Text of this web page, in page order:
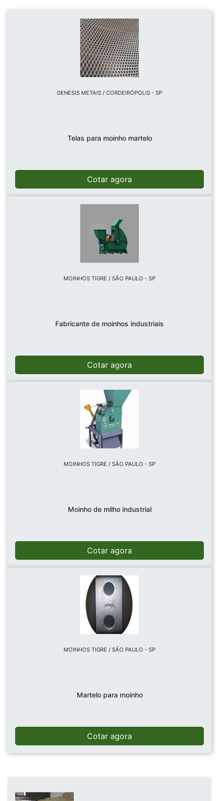
GENESIS METAIS / CORDEIRÓPOLIS - SP
Telas para moinho martelo
Cotar agora
MOINHOS TIGRE / SÃO PAULO - SP
Fabricante de moinhos industriais
Cotar agora
MOINHOS TIGRE / SÃO PAULO - SP
Moinho de milho industrial
Cotar agora
MOINHOS TIGRE / SÃO PAULO - SP
Martelo para moinho
Cotar agora